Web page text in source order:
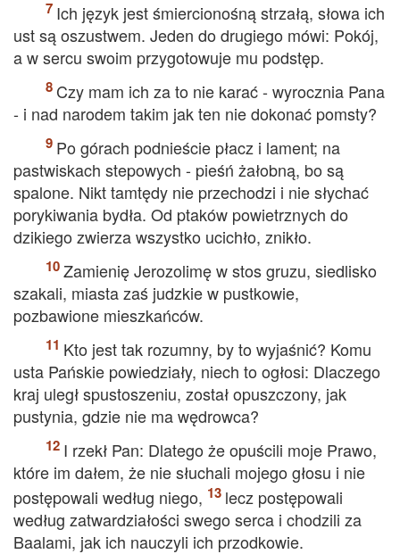
Ich język jest śmiercionośną strzałą, słowa ich
ust są oszustwem. Jeden do drugiego mówi: Pokój,
a w sercu swoim przygotowuje mu podstęp.
Czy mam ich za to nie karać - wyrocznia Pana
- i nad narodem takim jak ten nie dokonać pomsty?
Po górach podnieście płacz i lament; na
pastwiskach stepowych - pieśń żałobną, bo są
spalone. Nikt tamtędy nie przechodzi i nie słychać
porykiwania bydła. Od ptaków powietrznych do
dzikiego zwierza wszystko ucichło, znikło.
Zamienię Jerozolimę w stos gruzu, siedlisko
szakali, miasta zaś judzkie w pustkowie,
pozbawione mieszkańców.
Kto jest tak rozumny, by to wyjaśnić? Komu
usta Pańskie powiedziały, niech to ogłosi: Dlaczego
kraj uległ spustoszeniu, został opuszczony, jak
pustynia, gdzie nie ma wędrowca?
I rzekł Pan: Dlatego że opuścili moje Prawo,
które im dałem, że nie słuchali mojego głosu i nie
postępowali według niego,
lecz postępowali
według zatwardziałości swego serca i chodzili za
Baalami, jak ich nauczyli ich przodkowie.